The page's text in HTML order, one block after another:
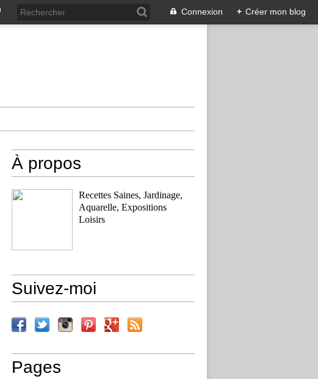
Connexion + Créer mon blog
À propos
Recettes Saines, Jardinage,
Aquarelle, Expositions
Loisirs
Suivez-moi
Pages